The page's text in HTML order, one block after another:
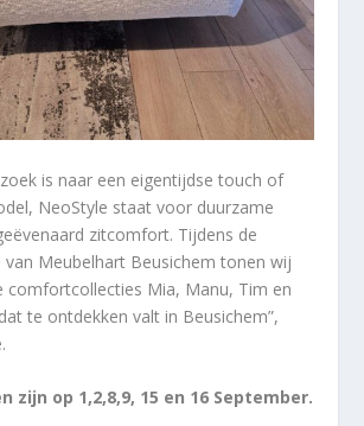
is naar een eigentijdse touch of
NeoStyle staat voor duurzame
zitcomfort. Tijdens de
van Meubelhart Beusichem tonen wij
comfortcollecties Mia, Manu, Tim en
te ontdekken valt in Beusichem”,
zijn op 1,2,8,9, 15 en 16 September.